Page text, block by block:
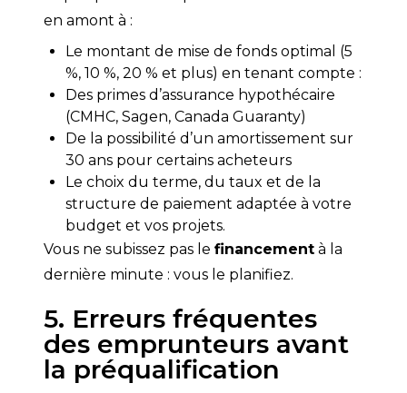
en amont à :
Le montant de mise de fonds optimal (5
%, 10 %, 20 % et plus) en tenant compte :
Des primes d’assurance hypothécaire
(CMHC, Sagen, Canada Guaranty)
De la possibilité d’un amortissement sur
30 ans pour certains acheteurs
Le choix du terme, du taux et de la
structure de paiement adaptée à votre
budget et vos projets.
Vous ne subissez pas le financement à la
dernière minute : vous le planifiez.
5. Erreurs fréquentes
des emprunteurs avant
la préqualification